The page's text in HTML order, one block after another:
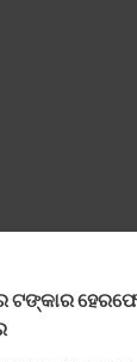
ଟଙ୍କାର